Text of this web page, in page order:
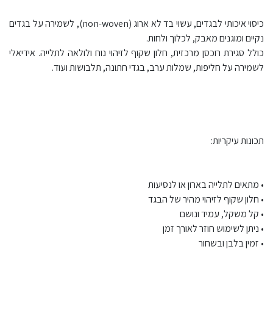
כיסוי איכותי לבגדים, עשוי בד לא ארוג (non-woven), לשמירה על בגדים
נקיים ומוגנים מאבק, לכלוך ולחות.
כולל סגירת רוכסן מרכזית, חלון שקוף לזיהוי נוח ולולאה לתלייה. אידיאלי
לשמירה על חליפות, שמלות ערב, בגדי חתונה, תלבושות ועוד.
תכונות עיקריות:
• מתאים לתלייה בארון או לנסיעות
• חלון שקוף לזיהוי מהיר של הבגד
• קל משקל, עמיד ונושם
• ניתן לשימוש חוזר לאורך זמן
• זמין בלבן ובשחור